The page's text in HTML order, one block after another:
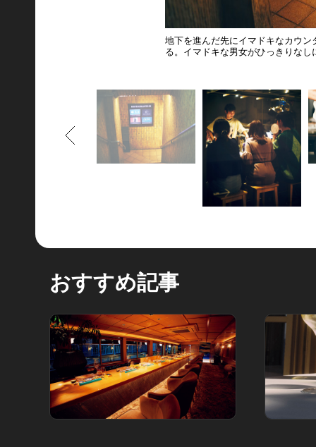
地下を進んだ先にイマドキなカウ
る。イマドキな男女がひっきりな
もどる
おすすめ記事